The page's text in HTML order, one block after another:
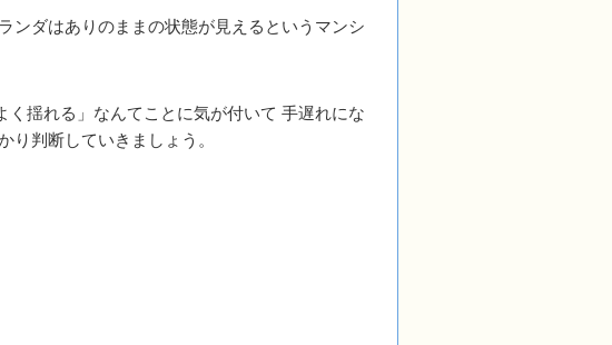
ンダはありのままの状態が見えるというマンシ
揺れる」なんてことに気が付いて 手遅れにな
り判断していきましょう。